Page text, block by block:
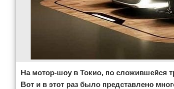
На мотор-шоу в Токио, по сложившейся
Вот и в этот раз было представлено